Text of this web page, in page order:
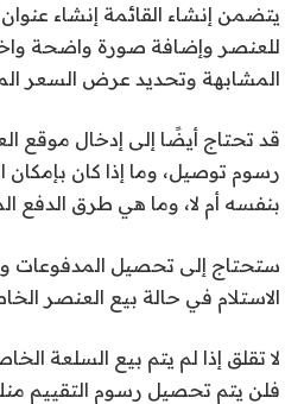
يتضمن إنشاء القائمة إنشاء
للعنصر وإضافة صورة واضحة
المشابهة وتحديد عرض السعر
قد تحتاج أيضًا إلى إدخال موقع
رسوم توصيل، وما إذا كان بإمكان
بنفسه أم لا، وما هي طرق الدفع
ستحتاج إلى تحصيل المدفوعات
الاستلام في حالة بيع العنصر
لا تقلق إذا لم يتم بيع السلعة
فلن يتم تحصيل رسوم التقييم